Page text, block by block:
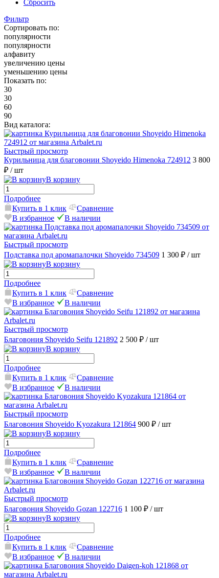
Сбросить
Фильтр
Сортировать по:
популярности
популярности
алфавиту
увеличению цены
уменьшению цены
Показать по:
30
30
60
90
Вид каталога:
Быстрый просмотр
Курильница для благовонии Shoyeido Himenoka 724912 3 800
₽ / шт
В корзину
Подробнее
Купить в 1 клик
Сравнение
В избранное
В наличии
Быстрый просмотр
Подставка под аромапалочки Shoyeido 734509 1 300 ₽ / шт
В корзину
Подробнее
Купить в 1 клик
Сравнение
В избранное
В наличии
Быстрый просмотр
Благовония Shoyeido Seifu 121892 2 500 ₽ / шт
В корзину
Подробнее
Купить в 1 клик
Сравнение
В избранное
В наличии
Быстрый просмотр
Благовония Shoyeido Kyozakura 121864 900 ₽ / шт
В корзину
Подробнее
Купить в 1 клик
Сравнение
В избранное
В наличии
Быстрый просмотр
Благовония Shoyeido Gozan 122716 1 100 ₽ / шт
В корзину
Подробнее
Купить в 1 клик
Сравнение
В избранное
В наличии